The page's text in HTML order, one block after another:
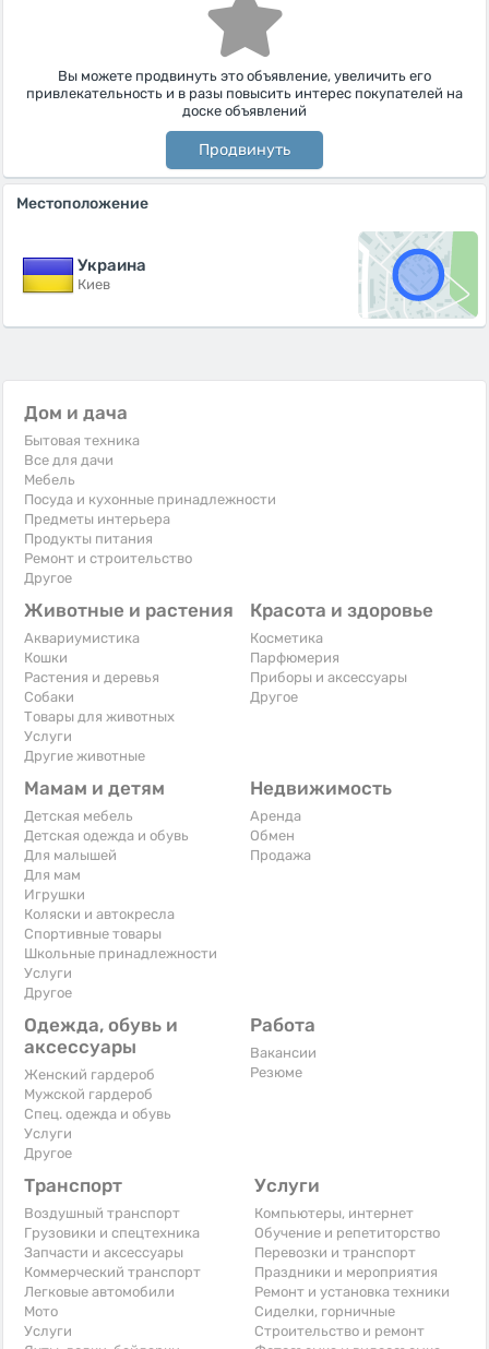
Вы можете продвинуть это объявление, увеличить его
привлекательность и в разы повысить интерес покупателей на
доске объявлений
Продвинуть
Местоположение
Украина
Киев
Дом и дача
Бытовая техника
Все для дачи
Мебель
Посуда и кухонные принадлежности
Предметы интерьера
Продукты питания
Ремонт и строительство
Другое
Животные и растения
Аквариумистика
Кошки
Растения и деревья
Собаки
Товары для животных
Услуги
Другие животные
Красота и здоровье
Косметика
Парфюмерия
Приборы и аксессуары
Другое
Мамам и детям
Детская мебель
Детская одежда и обувь
Для малышей
Для мам
Игрушки
Коляски и автокресла
Спортивные товары
Школьные принадлежности
Услуги
Другое
Недвижимость
Аренда
Обмен
Продажа
Одежда, обувь и
аксессуары
Женский гардероб
Мужской гардероб
Спец. одежда и обувь
Услуги
Другое
Работа
Вакансии
Резюме
Транспорт
Воздушный транспорт
Грузовики и спецтехника
Запчасти и аксессуары
Коммерческий транспорт
Легковые автомобили
Мото
Услуги
Услуги
Компьютеры, интернет
Обучение и репетиторство
Перевозки и транспорт
Праздники и мероприятия
Ремонт и установка техники
Сиделки, горничные
Строительство и ремонт